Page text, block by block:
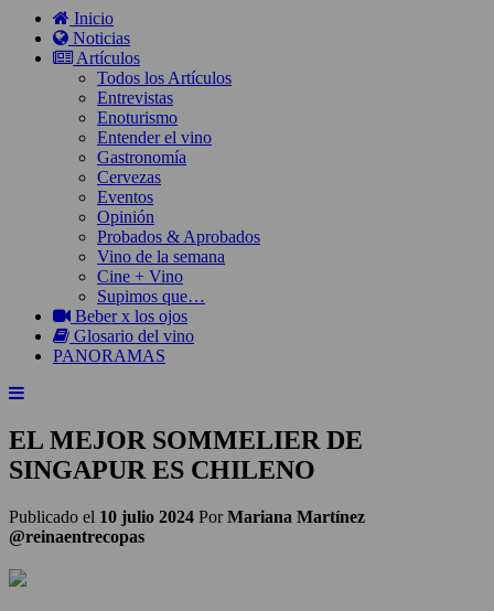
Inicio
Noticias
Artículos
Todos los Artículos
Entrevistas
Enoturismo
Entender el vino
Gastronomía
Cervezas
Eventos
Opinión
Probados & Aprobados
Vino de la semana
Cine + Vino
Supimos que…
Beber x los ojos
Glosario del vino
PANORAMAS
EL MEJOR SOMMELIER DE
SINGAPUR ES CHILENO
Publicado el 10 julio 2024 PorMariana Martínez
@reinaentrecopas